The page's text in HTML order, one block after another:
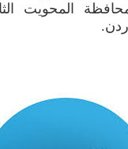
المحويت